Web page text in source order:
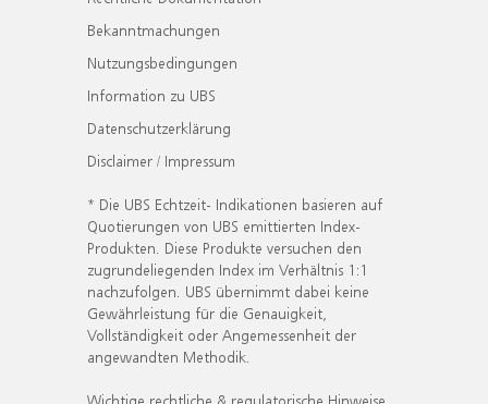
Bekanntmachungen
Nutzungsbedingungen
Information zu UBS
Datenschutzerklärung
Disclaimer / Impressum
* Die UBS Echtzeit- Indikationen basieren auf
Quotierungen von UBS emittierten Index-
Produkten. Diese Produkte versuchen den
zugrundeliegenden Index im Verhältnis 1:1
nachzufolgen. UBS übernimmt dabei keine
Gewährleistung für die Genauigkeit,
Vollständigkeit oder Angemessenheit der
angewandten Methodik.